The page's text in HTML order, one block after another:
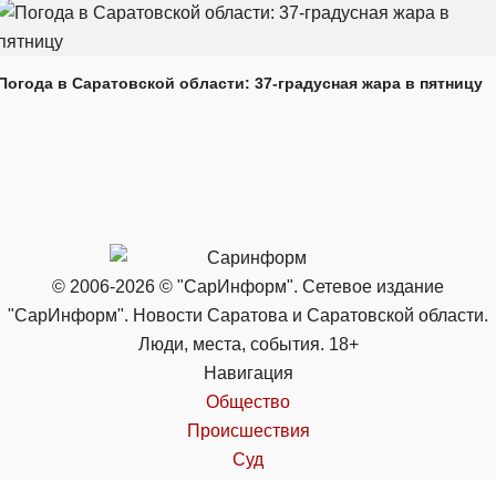
в Саратовской области: 37-градусная жара в пятницу
© 2006-2026 © "СарИнформ". Сетевое издание
"СарИнформ". Новости Саратова и Саратовской области.
Люди, места, события. 18+
Навигация
Общество
Происшествия
Суд